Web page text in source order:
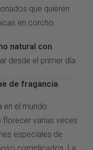
que quieren
en corcho.
natural con
desde el primer día.
de fragancia
en el mundo
florecer varias veces
especiales de
complicados. La